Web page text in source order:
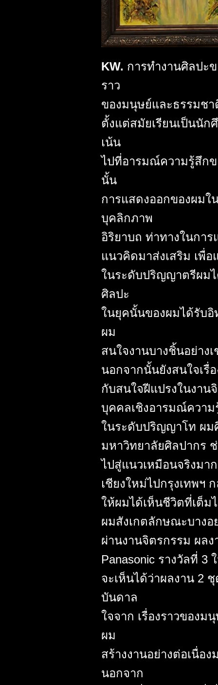
KW. การทำงานศิลปะ
ราว
ของมนุษย์และธรรมช
ตั้งแต่สมัยเรียนเป็นนัก
เน้น
ไปที่อารมณ์ความรู้สึก
นั้น
การแสดงออกของผม
บุคลิกภาพ
อิริยาบถ ท่าทางในกา
แนวคิดมาส่งเสริม เพื่
ในระดับปริญญาตรีผม
ศิลปะ
ในยุคนั้นของผมได้รับ
ผม
สนใจงานบางชิ้นอย่าง
นอกจากนั้นยังสนใจเรื่
กับสนใจฝีแปรงในงา
บุคคลเชิงอารมณ์ควา
ในระดับปริญญาโท ผ
มหาวิทยาลัยศิลปากร
ไปสู่แนวเหมือนจริงมา
เชียงใหม่ไปกรุงเทพฯ
ให้ผมได้เห็นชีวิตที่เต็ม
ผมสังเกตลักษณะบางอ
ผ่านงานจิตรกรรม ผล
Panasonic รางวัลที่ 3
จะเห็นได้ว่าผลงาน 2
บันดาล
ใจจาก เรื่องราวของ
ผม
สร้างงานอย่างต่อเนื่อ
นอกจาก